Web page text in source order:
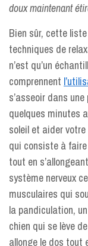
doux maintenant
Bien sûr, cette liste
techniques de
n’est qu’un
comprennent
s’asseoir dans
quelques minutes
soleil et aider
qui consiste à
tout en
système nerveux
musculaires qui
la pandiculation,
chien qui se lève
allonge le dos tout